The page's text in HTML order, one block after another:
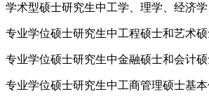
学术型硕士研究生中工学、理学、经济
专业学位硕士研究生中工程硕士和艺术
专业学位硕士研究生中金融硕士和会计
专业学位硕士研究生中工商管理硕士基